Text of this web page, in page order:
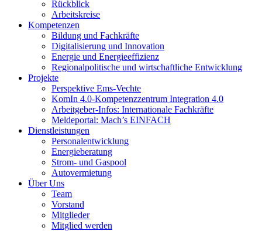
Rückblick
Arbeitskreise
Kompetenzen
Bildung und Fachkräfte
Digitalisierung und Innovation
Energie und Energieeffizienz
Regionalpolitische und wirtschaftliche Entwicklung
Projekte
Perspektive Ems-Vechte
KomIn 4.0-Kompetenzzentrum Integration 4.0
Arbeitgeber-Infos: Internationale Fachkräfte
Meldeportal: Mach’s EINFACH
Dienstleistungen
Personalentwicklung
Energieberatung
Strom- und Gaspool
Autovermietung
Über Uns
Team
Vorstand
Mitglieder
Mitglied werden